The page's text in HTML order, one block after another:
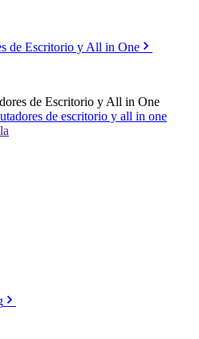
de Escritorio y All in One
de Escritorio y All in One
de escritorio y all in one